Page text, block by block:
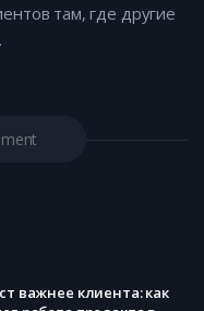
там, где другие
важнее клиента: как